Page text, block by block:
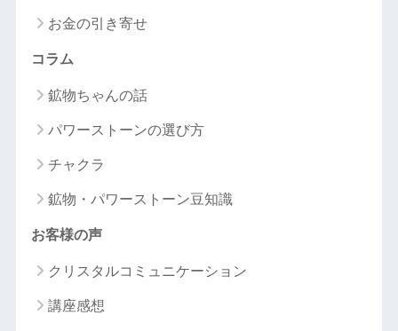
お金の引き寄せ
コラム
鉱物ちゃんの話
パワーストーンの選び方
チャクラ
鉱物・パワーストーン豆知識
お客様の声
クリスタルコミュニケーション
講座感想